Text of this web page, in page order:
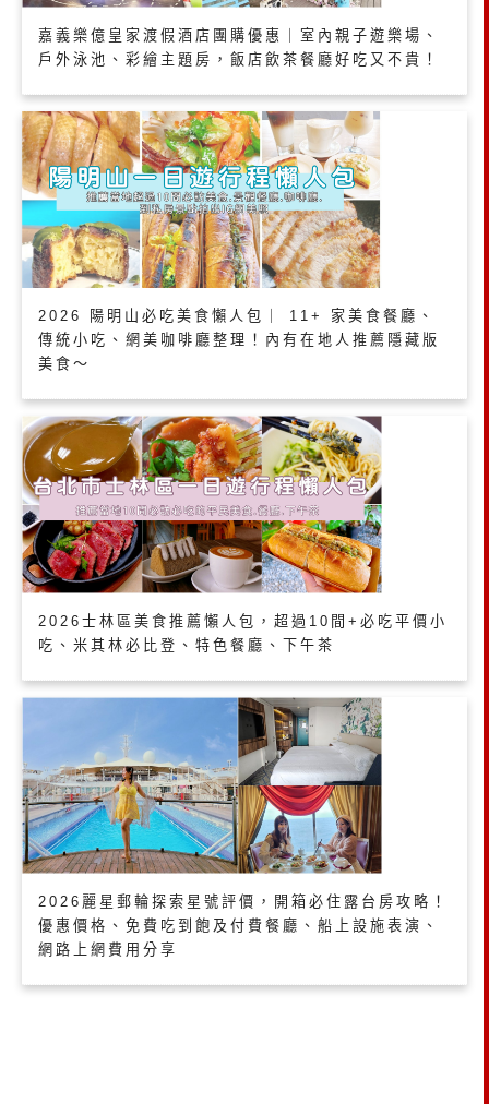
嘉義樂億皇家渡假酒店團購優惠｜室內親子遊樂場、
戶外泳池、彩繪主題房，飯店飲茶餐廳好吃又不貴！
2026 陽明山必吃美食懶人包｜ 11+ 家美食餐廳、
傳統小吃、網美咖啡廳整理！內有在地人推薦隱藏版
美食～
2026士林區美食推薦懶人包，超過10間+必吃平價小
吃、米其林必比登、特色餐廳、下午茶
2026麗星郵輪探索星號評價，開箱必住露台房攻略！
優惠價格、免費吃到飽及付費餐廳、船上設施表演、
網路上網費用分享